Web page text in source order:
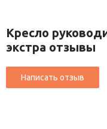
Кресло
экстра отзывы